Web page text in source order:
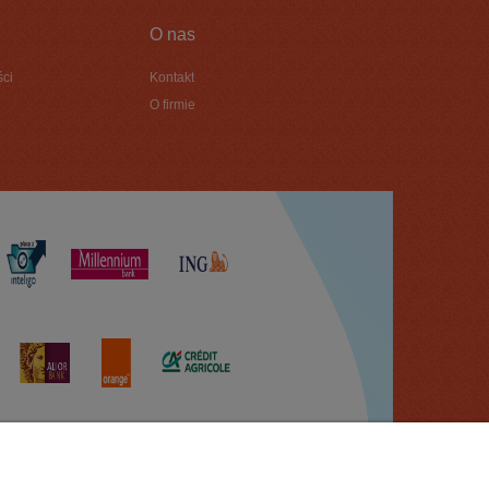
O nas
Kontakt
O firmie